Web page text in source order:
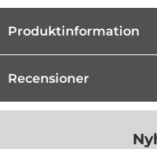
Produktinformation
Recensioner